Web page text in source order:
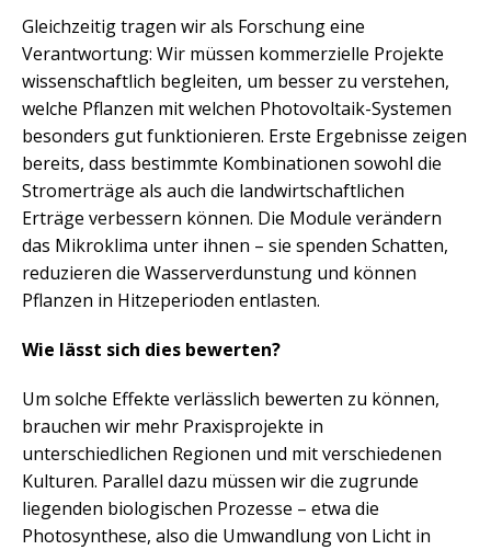
Gleichzeitig tragen wir als Forschung eine
Verantwortung: Wir müssen kommerzielle Projekte
wissenschaftlich begleiten, um besser zu verstehen,
welche Pflanzen mit welchen Photovoltaik-Systemen
besonders gut funktionieren. Erste Ergebnisse zeigen
bereits, dass bestimmte Kombinationen sowohl die
Stromerträge als auch die landwirtschaftlichen
Erträge verbessern können. Die Module verändern
das Mikroklima unter ihnen – sie spenden Schatten,
reduzieren die Wasserverdunstung und können
Pflanzen in Hitzeperioden entlasten.
Wie lässt sich dies bewerten?
Um solche Effekte verlässlich bewerten zu können,
brauchen wir mehr Praxisprojekte in
unterschiedlichen Regionen und mit verschiedenen
Kulturen. Parallel dazu müssen wir die zugrunde
liegenden biologischen Prozesse – etwa die
Photosynthese, also die Umwandlung von Licht in